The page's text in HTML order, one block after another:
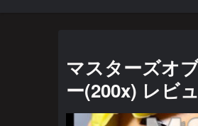
マスターズオ
ー(200x) レビ